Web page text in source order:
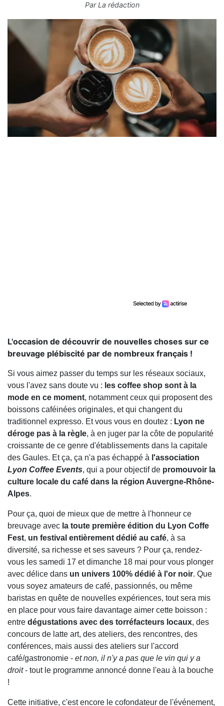
ParLa rédaction
L'occasion de découvrir de nouvelles choses sur ce
breuvage plébiscité par de nombreux français !
Si vous aimez passer du temps sur les réseaux sociaux,
vous l'avez sans doute vu : les coffee shop sont à la
mode en ce moment, notamment ceux qui proposent des
boissons caféinées originales, et qui changent du
traditionnel expresso. Et vous vous en doutez : Lyon ne
déroge pas à la règle, à en juger par la côte de popularité
croissante de ce genre d'établissements dans la capitale
des Gaules. Et ça, ça n'a pas échappé à l'association
Lyon Coffee Events, qui a pour objectif de promouvoir la
culture locale du café dans la région Auvergne-Rhône-
Alpes.
Pour ça, quoi de mieux que de mettre à l'honneur ce
breuvage avec la toute première édition du Lyon Coffe
Fest, un festival entièrement dédié au café, à sa
diversité, sa richesse et ses saveurs ? Pour ça, rendez-
vous les samedi 17 et dimanche 18 mai pour vous plonger
avec délice dans un univers 100% dédié à l'or noir. Que
vous soyez amateurs de café, passionnés, ou même
baristas en quête de nouvelles expériences, tout sera mis
en place pour vous faire davantage aimer cette boisson :
entre dégustations avec des torréfacteurs locaux, des
concours de latte art, des ateliers, des rencontres, des
conférences, mais aussi des ateliers sur l'accord
café/gastronomie - et non, il n'y a pas que le vin qui y a
droit- tout le programme annoncé donne l'eau à la bouche
!
Cette initiative, c'est encore le cofondateur de l'événement,